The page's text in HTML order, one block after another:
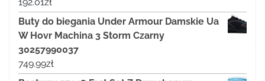
192.01zł
Buty do biegania Under Armour Damskie Ua
W Hovr Machina 3 Storm Czarny
30257990037
749.99zł